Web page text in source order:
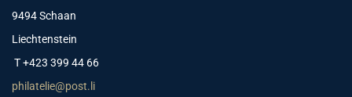
9494 Schaan
Liechtenstein
T +423 399 44 66
philatelie@post.li